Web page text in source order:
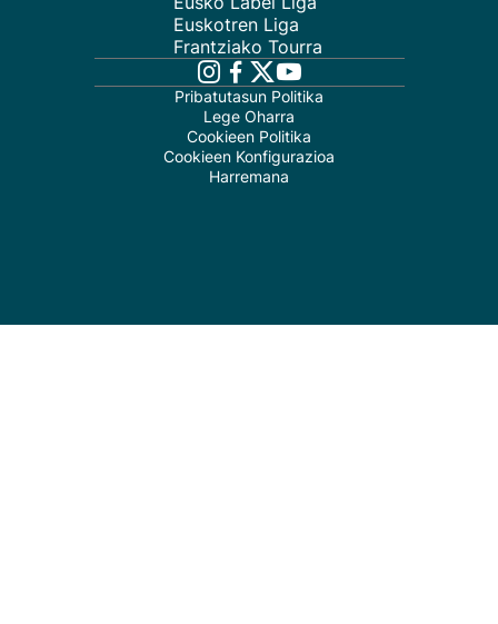
Euskotren Liga
Frantziako Tourra
Pribatutasun Politika
Lege Oharra
Cookieen Politika
Cookieen Konfigurazioa
Harremana